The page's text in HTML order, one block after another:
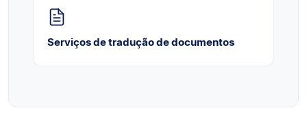
Serviços de tradução de documentos